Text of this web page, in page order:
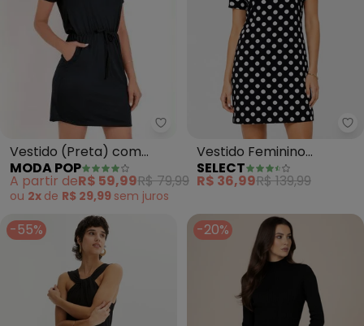
Moda Pop - Vestido (Preta)
Vestido (Preta) com
Amarração e Bolsos
MODA POP
A partir deR$ 59,99R$ 79,99
ou 2x de R$ 29,99 sem juros
Vestido Feminino
Estampado (Preto)
SELECT
R$ 36,99R$ 139,99
-55% -20%